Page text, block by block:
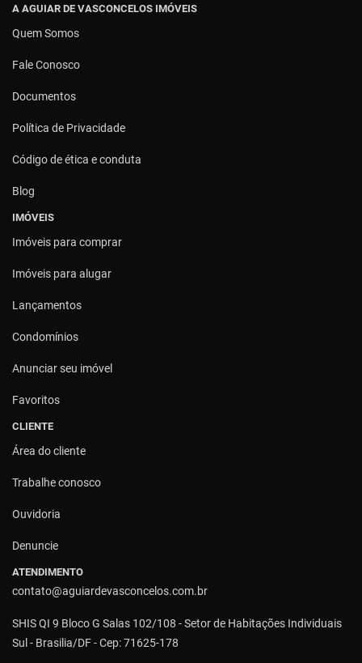
A AGUIAR DE VASCONCELOS IMÓVEIS
Quem Somos
Fale Conosco
Documentos
Política de Privacidade
Código de ética e conduta
Blog
IMÓVEIS
Imóveis para comprar
Imóveis para alugar
Lançamentos
Condomínios
Anunciar seu imóvel
Favoritos
CLIENTE
Área do cliente
Trabalhe conosco
Ouvidoria
Denuncie
ATENDIMENTO
contato@aguiardevasconcelos.com.br
SHIS QI 9 Bloco G Salas 102/108 - Setor de Habitações Individuais
Sul - Brasilia/DF - Cep: 71625-178